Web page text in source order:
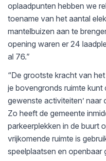
oplaadpunten hebben we
toename van het aantal
mantelbuizen aan te
opening waren er 24
al 76.”
“De grootste kracht van
je bovengronds ruimte kunt
gewenste activiteiten’ naar
Zo heeft de gemeente
parkeerplekken in de buurt
vrijkomende ruimte is
speelplaatsen en openbaar